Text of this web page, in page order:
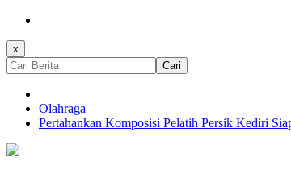
x
Cari
Olahraga
Pertahankan Komposisi Pelatih Persik Kediri